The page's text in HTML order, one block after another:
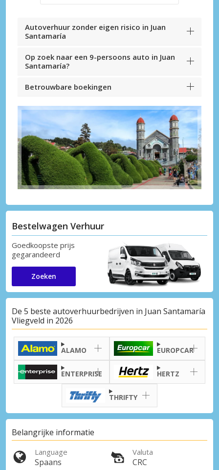
Autoverhuur zonder eigen risico in Juan
Santamaría
Op zoek naar een 9-persoons auto in Juan
Santamaría?
Betrouwbare boekingen
Bestelwagen Verhuur
Goedkoopste prijs
gegarandeerd
Zoeken
De 5 beste autoverhuurbedrijven in Juan Santamaría
Vliegveld in 2026
ALAMO EUROPCAR
ENTERPRISE HERTZ
THRIFTY
Belangrijke informatie
Language
Spaans
Valuta
CRC